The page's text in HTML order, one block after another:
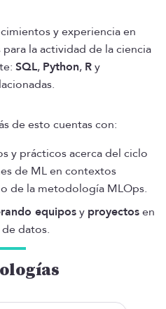
y experiencia en
la actividad de la ciencia
SQL, Python, Ry
de esto cuentas con:
y prácticos acerca del ciclo
de ML en contextos
de la metodología MLOps.
equiposy proyectosen
datos.